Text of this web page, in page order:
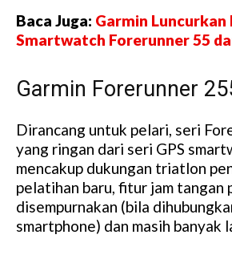
Baca Juga: Garmin Luncurkan
Smartwatch Forerunner 55
Garmin Forerunner
Dirancang untuk pelari, seri
yang ringan dari seri GPS
mencakup dukungan triatlon
pelatihan baru, fitur jam tangan
disempurnakan (bila
smartphone) dan masih banyak